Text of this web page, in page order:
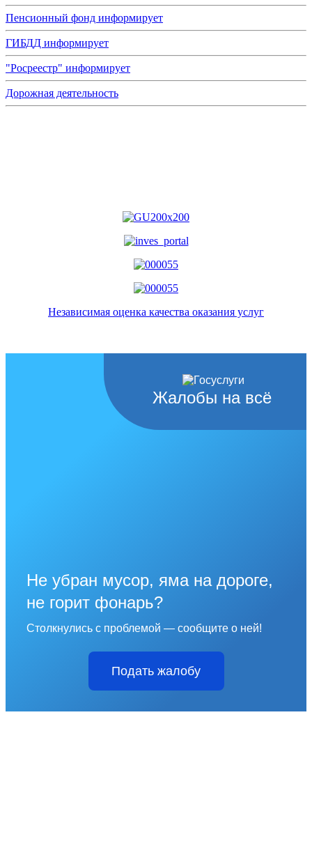
Пенсионный фонд информирует
ГИБДД информирует
"Росреестр" информирует
Дорожная деятельность
Независимая оценка качества оказания услуг
Жалобы на всё
Не убран мусор, яма на дороге,
не горит фонарь?
Столкнулись с проблемой — сообщите о ней!
Подать жалобу